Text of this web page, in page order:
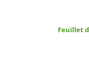
Feuillet